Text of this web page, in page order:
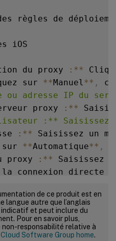
règles de
iOS
du proxy : **
sur
**Manuel ** ,
ou adresse IP du
proxy : **
:** Saisissez
: **
Saisissez un
sur
**Automatique** ,
proxy : **
Saisissez
la connexion
de la stratégie**
:**
une date :**
de ce produit est en
langue autre que l’anglais
et peut inclure du
Pour en savoir plus,
responsabilité relative à
Cloud Software Group home.